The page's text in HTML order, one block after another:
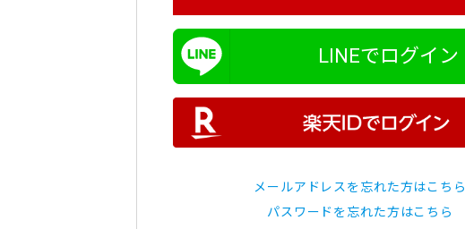
LINEでログイン
メールアドレスを忘れた方はこちら
パスワードを忘れた方はこちら